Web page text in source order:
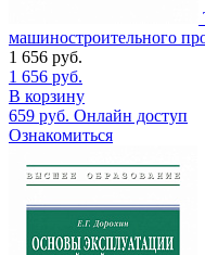
машиностроительного
1 656 руб.
1 656 руб.
В корзину
659 руб. Онлайн доступ
Ознакомиться